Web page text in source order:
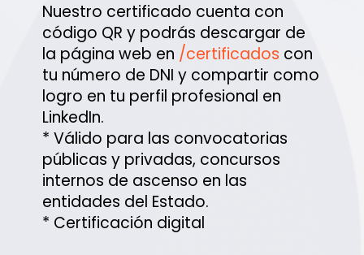
Nuestro certificado cuenta con
código QR y podrás descargar de
la página web en /certificados con
tu número de DNI y compartir como
logro en tu perfil profesional en
LinkedIn.
* Válido para las convocatorias
públicas y privadas, concursos
internos de ascenso en las
entidades del Estado.
* Certificación digital